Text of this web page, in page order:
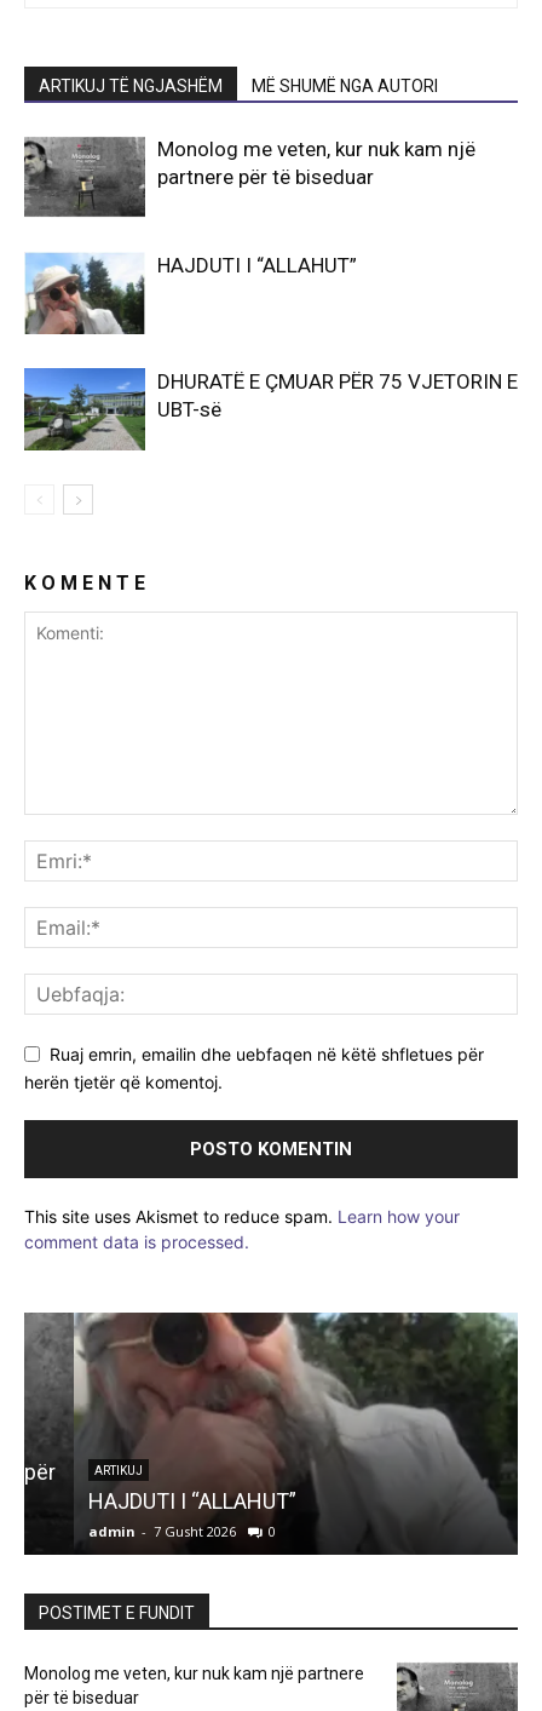
ARTIKUJ TË NGJASHËM MË SHUMË NGA AUTORI
Monolog me veten, kur nuk kam një
partnere për të biseduar
HAJDUTI I “ALLAHUT”
DHURATË E ÇMUAR PËR 75 VJETORIN E
UBT-së
K O M E N T E
Ruaj emrin, emailin dhe uebfaqen në këtë shfletues për
herën tjetër që komentoj.
This site uses Akismet to reduce spam. Learn how your
comment data is processed.
ARTIKUJ
HAJDUTI I “ALLAHUT”
- 7 Gusht 2026 0
POSTIMET E FUNDIT
Monolog me veten, kur nuk kam një partnere
për të biseduar